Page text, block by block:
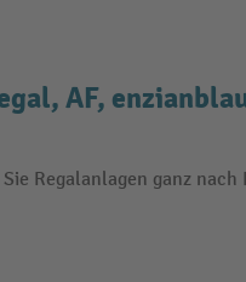
AF,
Regalanlagen ganz